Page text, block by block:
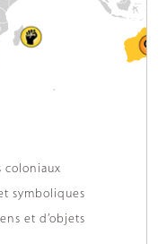
coloniaux
symboliques
et d’objets